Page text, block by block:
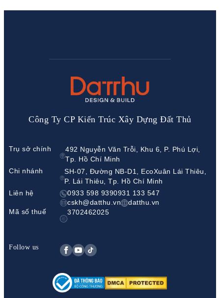
Công Ty CP Kiến Trúc Xây Dựng Đất Thủ
Trụ sở chính
492 Nguyễn Văn Trỗi, Khu 6, P. Phú Lợi,
Tp. Hồ Chí Minh
Chi nhánh
SH-07, Đường NB-D1, EcoXuân Lái Thiêu,
P. Lái Thiêu, Tp. Hồ Chí Minh
Liên hệ
0933 598 9390931 133 547
cskh@datthu.vn
datthu.vn
Mã số thuế
3702462025
Follow us